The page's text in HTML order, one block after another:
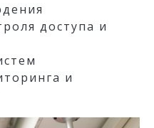
доступа и
и